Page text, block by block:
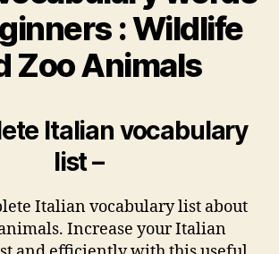
: Wildlife
Zoo Animals
Italian vocabulary
list –
Italian vocabulary list about
Increase your Italian